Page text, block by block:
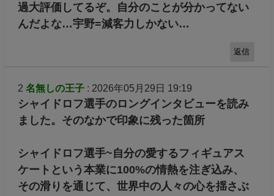
過大評価してるぞ。自分のことが分かってない
んだよな…宇野=減客力しかない…
返信
2 名無しの王子: 2026年05月29日 19:19
シャイドロフ選手のロングインタビューを読み
ました。そのなかで印象に残った箇所
シャイドロフ選手~自分の愛するフィギュアス
ケートという本業に100%の情熱を注ぎ込み、
その滑りを通じて、世界中の人々の心を揺さぶ